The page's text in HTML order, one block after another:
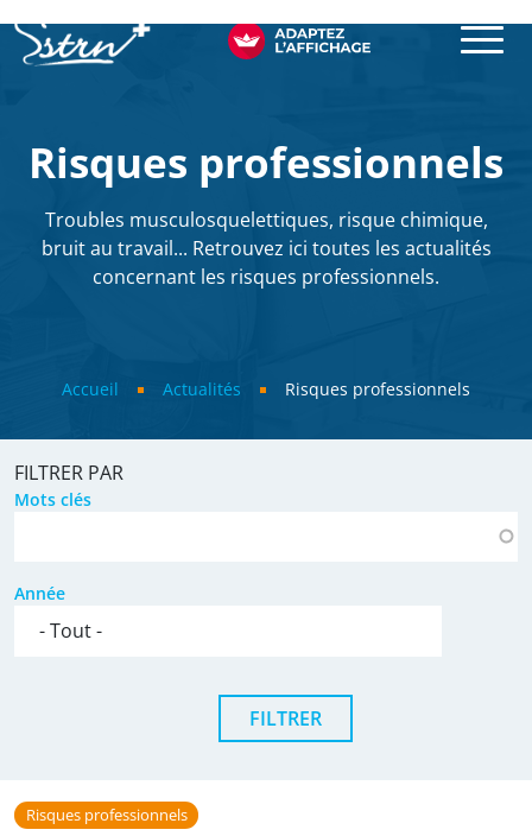
Risques professionnels
Troubles musculosquelettiques, risque chimique,
bruit au travail... Retrouvez ici toutes les actualités
concernant les risques professionnels.
Accueil Actualités Risques professionnels
FILTRER PAR
Mots clés
Année
Risques professionnels